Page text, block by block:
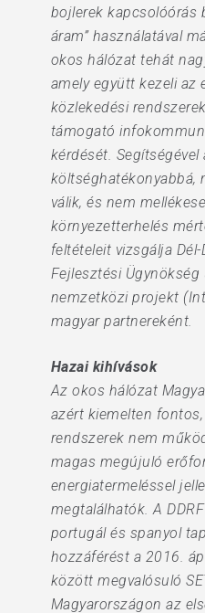
bojlerek kapcsolóórás
áram” használatával
okos hálózat tehát
amely együtt kezeli az
közlekedési
támogató
kérdését. Segítségével
költséghatékonyabbá,
válik, és nem
környezetterhelés
feltételeit vizsgálja
Fejlesztési Ügynökség
nemzetközi projekt
magyar partnereként.
Hazai kihívások
Az okos hálózat
azért kiemelten
rendszerek nem
magas megújuló
energiatermeléssel
megtalálhatók. A
portugál és spanyol
hozzáférést a 2016.
között megvalósuló
Magyarországon az